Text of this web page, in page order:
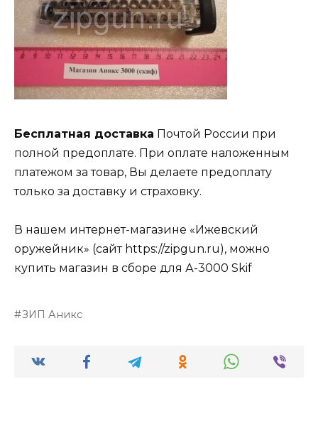
Бесплатная доставка Почтой России при
полной предоплате. При оплате наложенным
платежом за товар, Вы делаете предоплату
только за доставку и страховку.
В нашем интернет-магазине «Ижевский
оружейник» (сайт https://zipgun.ru), можно
купить магазин в сборе для А-3000 Skif
ЗИП Аникс